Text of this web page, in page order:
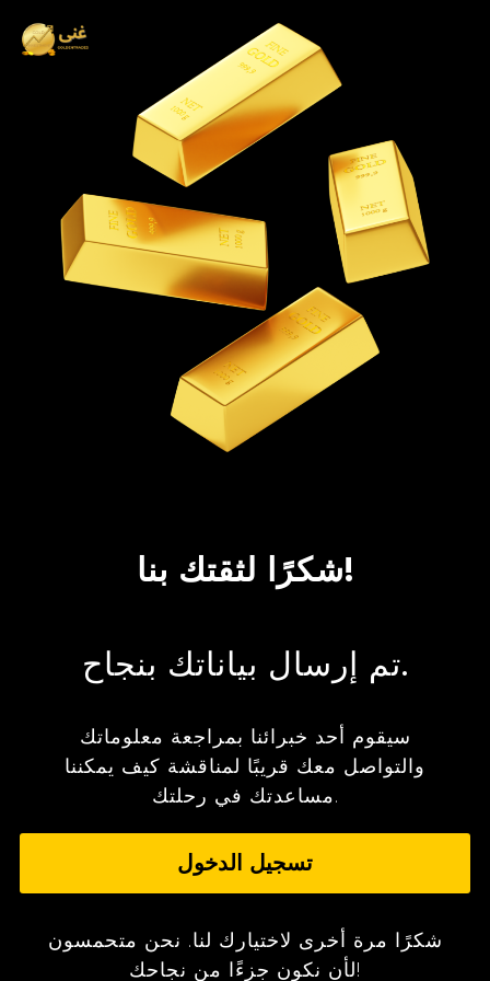
شكرًا لثقتك بنا!
تم إرسال بياناتك بنجاح.
سيقوم أحد خبرائنا بمراجعة معلوماتك
والتواصل معك قريبًا لمناقشة كيف يمكننا
مساعدتك في رحلتك.
تسجيل الدخول
شكرًا مرة أخرى لاختيارك لنا. نحن متحمسون
لأن نكون جزءًا من نجاحك!